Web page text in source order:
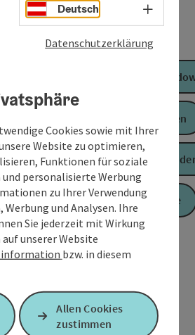
GPS Daten
PDF erstellen
Anfrage
Zur Website
Deutsch
Datenschutzerklärung
Cookies sowie mit Ihrer
Website zu optimieren,
Funktionen für soziale
personalisierte Werbung
zu Ihrer Verwendung
und Analysen. Ihre
Sie jederzeit mit Wirkung
unserer Website
bzw. in diesem
Allen Cookies
zustimmen